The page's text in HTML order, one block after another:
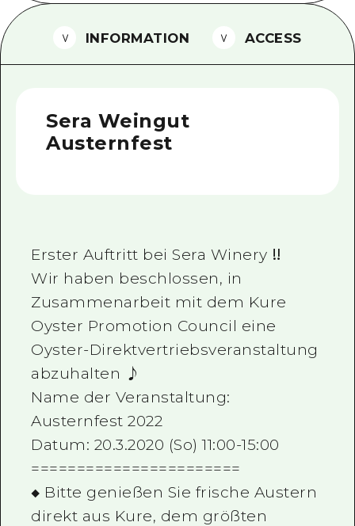
Foto-Download
Transportinformationen bei
INFORMATION ACCESS
Sera Weingut
Austernfest
Erster Auftritt bei Sera Winery ‼
Wir haben beschlossen, in
Zusammenarbeit mit dem Kure
Oyster Promotion Council eine
Oyster-Direktvertriebsveranstaltung
abzuhalten ♪
Name der Veranstaltung:
Austernfest 2022
Datum: 20.3.2020 (So) 11:00-15:00
=======================
◆ Bitte genießen Sie frische Austern
direkt aus Kure, dem größten